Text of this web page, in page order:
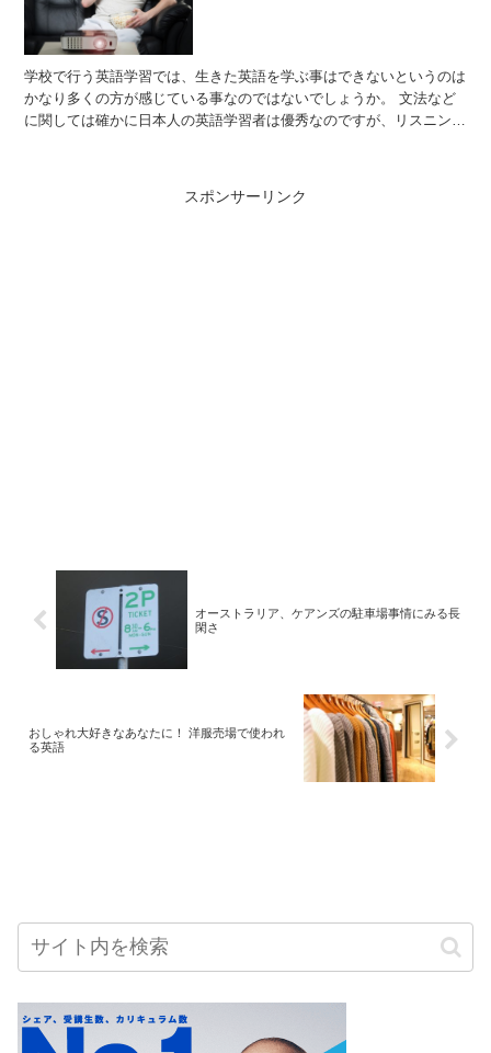
学校で行う英語学習では、生きた英語を学ぶ事はできないというのは
かなり多くの方が感じている事なのではないでしょうか。 文法など
に関しては確かに日本人の英語学習者は優秀なのですが、リスニング
スポンサーリンク
オーストラリア、ケアンズの駐車場事情にみる長
閑さ
おしゃれ大好きなあなたに！ 洋服売場で使われ
る英語